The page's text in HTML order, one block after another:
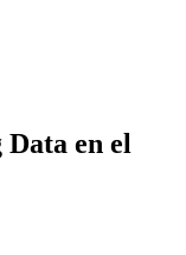
en el